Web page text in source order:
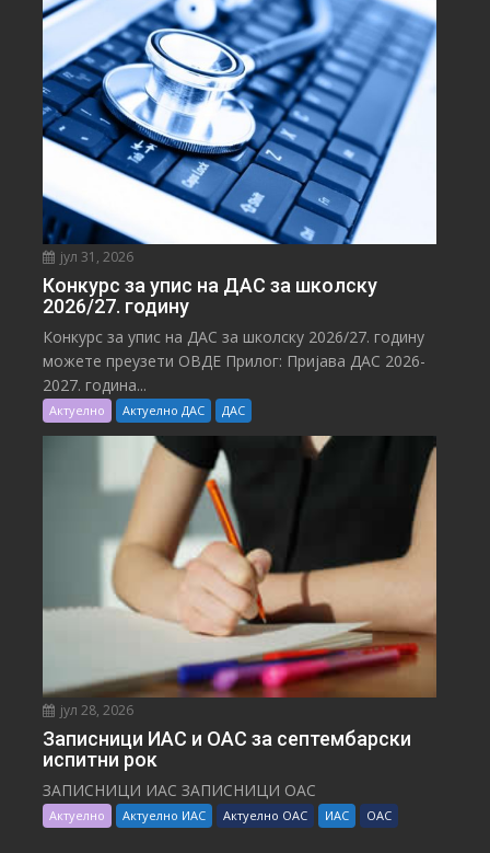
јул 31, 2026
Конкурс за упис на ДАС за школску
2026/27. годину
Конкурс за упис на ДАС за школску 2026/27. годину
можете преузети ОВДЕ Прилог: Пријава ДАС 2026-
2027. година...
Актуелно Актуелно ДАС ДАС
јул 28, 2026
Записници ИАС и ОАС за септембарски
испитни рок
ЗАПИСНИЦИ ИАС ЗАПИСНИЦИ ОАС
Актуелно Актуелно ИАС Актуелно ОАС ИАС ОАС